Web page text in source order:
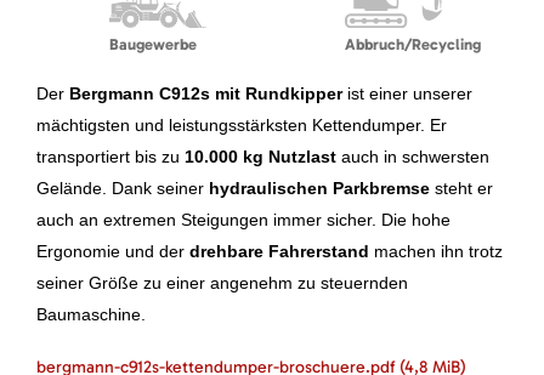
Baugewerbe Abbruch/Recycling
Der Bergmann C912s mit Rundkipperist einer unserer
mächtigsten und leistungsstärksten Kettendumper. Er
transportiert bis zu 10.000 kg Nutzlast auch in schwersten
Gelände. Dank seiner hydraulischen Parkbremse steht er
auch an extremen Steigungen immer sicher. Die hohe
Ergonomie und der drehbare Fahrerstand machen ihn trotz
seiner Größe zu einer angenehm zu steuernden
Baumaschine.
bergmann-c912s-kettendumper-broschuere.pdf (4,8 MiB)